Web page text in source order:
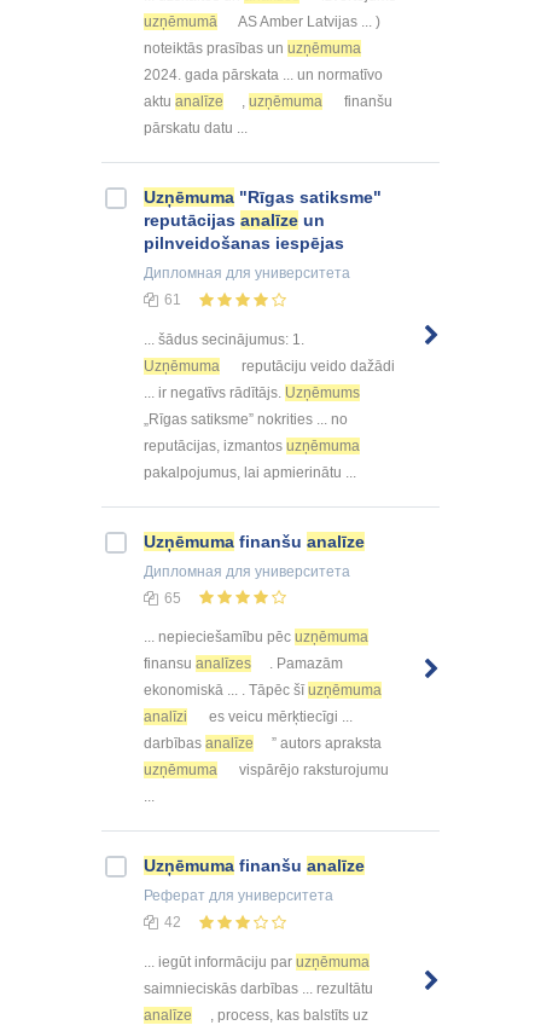
uzņēmumā
AS Amber Latvijas ... )
noteiktās prasības un uzņēmuma
2024. gada pārskata ... un normatīvo
aktu analīze uzņēmuma
finanšu
pārskatu datu ...
Uzņēmuma "Rīgas satiksme"
reputācijas analīze un
pilnveidošanas iespējas
Дипломная для университета
61
... šādus secinājumus: 1.
Uzņēmuma
reputāciju veido dažādi
... ir negatīvs rādītājs. Uzņēmums
„Rīgas satiksme” nokrities ... no
reputācijas, izmantos uzņēmuma
pakalpojumus, lai apmierinātu ...
Uzņēmuma finanšu analīze
Дипломная для университета
65
... nepieciešamību pēc uzņēmuma
finansu analīzes
. Pamazām
ekonomiskā ... . Tāpēc šīuzņēmuma
analīzi
es veicu mērķtiecīgi ...
darbības analīze
” autors apraksta
uzņēmuma
vispārējo raksturojumu
...
Uzņēmuma finanšu analīze
Реферат для университета
42
... iegūt informāciju par uzņēmuma
saimnieciskās darbības ... rezultātu
analīze
, process, kas balstīts uz